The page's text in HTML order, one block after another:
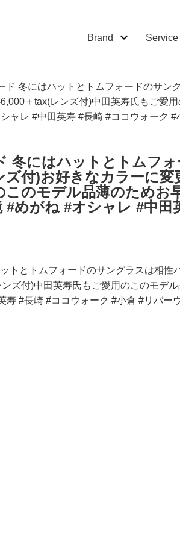
Brand Service
ド 冬にはハットとトムフォードのサ
＋tax(レンズ付)中田英寿氏もご愛
ャレ #中田英寿 #長崎 #ココウォーク #
冬にはハットとトムフ
ズ付)お好きなカラーに
このモデル品薄のため
めがね #オシャレ #中